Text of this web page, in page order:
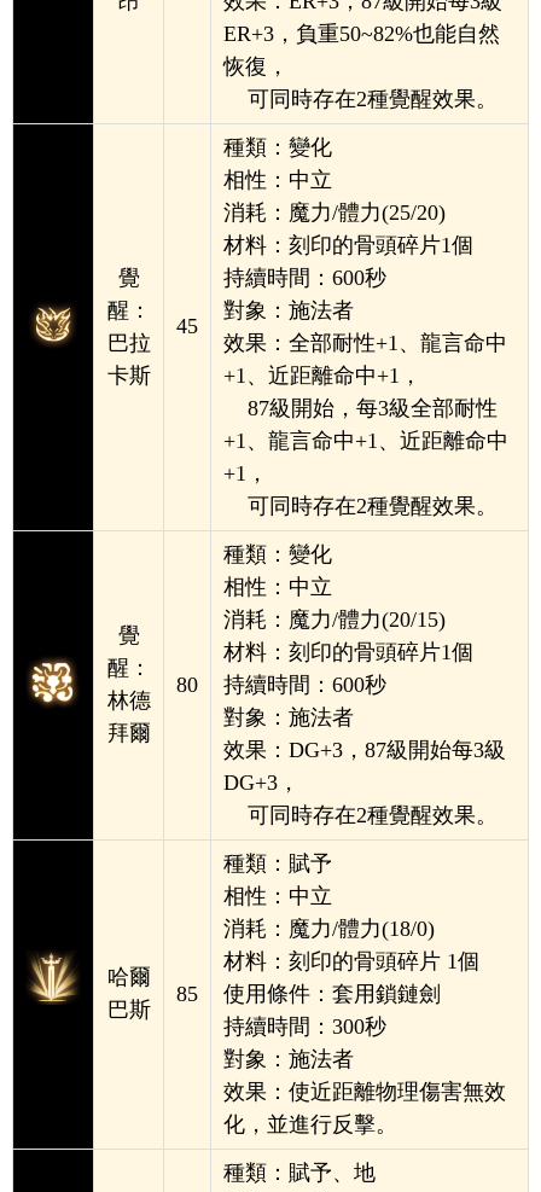
ER+3， 負重50~82%也能自然
恢復，
可同時存在2種覺醒效果。
覺
醒：
巴拉
卡斯
45
種類：變化
相性：中立
消耗：魔力/體力(25/20)
材料：刻印的骨頭碎片1個
持續時間：600秒
對象：施法者
效果：全部耐性+1、龍言命中
+1、近距離命中+1，
87級開始，每3級全部耐性
+1、龍言命中+1、 近距離命中
+1，
可同時存在2種覺醒效果。
覺
醒：
林德
拜爾
80
種類：變化
相性：中立
消耗：魔力/體力(20/15)
材料：刻印的骨頭碎片1個
持續時間：600秒
對象：施法者
效果：DG+3，87級開始每3級
DG+3，
可同時存在2種覺醒效果。
哈爾
巴斯
85
種類：賦予
相性：中立
消耗：魔力/體力(18/0)
材料：刻印的骨頭碎片 1個
使用條件：套用鎖鏈劍
持續時間：300秒
對象：施法者
效果：使近距離物理傷害無效
化，並進行反擊。
種類：賦予、地